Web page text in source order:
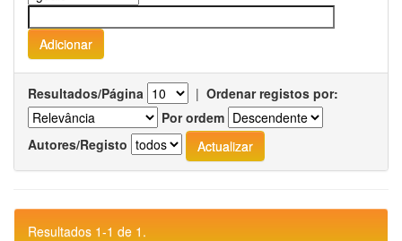
Resultados/Página | Ordenar registos por:
Por ordem
Autores/Registo
Resultados 1-1 de 1.